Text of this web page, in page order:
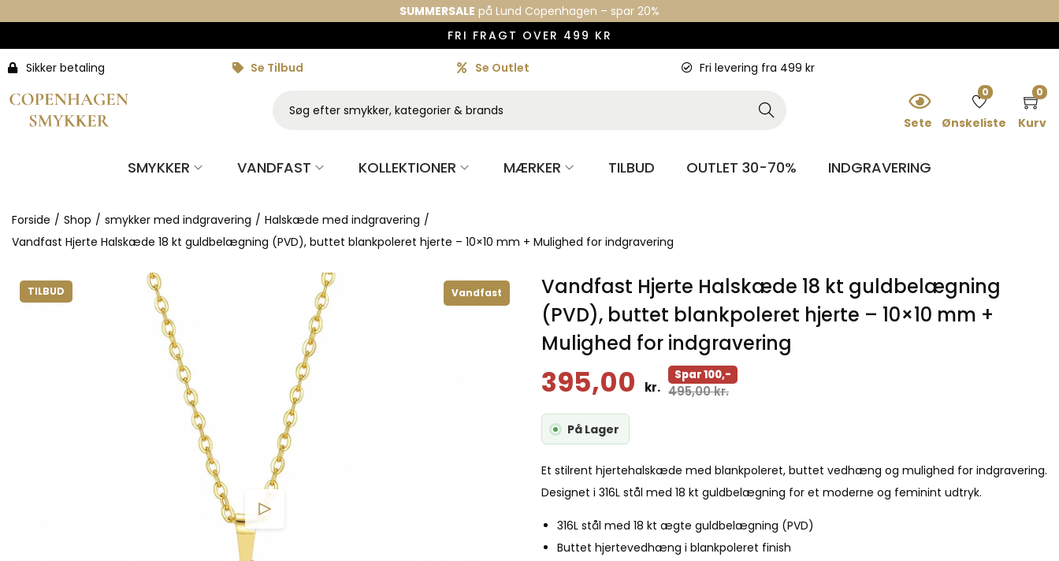
SUMMERSALE på Lund Copenhagen – spar 20%
FRI FRAGT OVER 499 KR
Sikker betaling Se Tilbud Se Outlet Fri levering fra 499 kr
Searc
Sete
0
Ønskeliste
0
Kurv
SMYKKER VANDFAST KOLLEKTIONER MÆRKER TILBUD OUTLET 30-70% INDGRAVERING
Forside / Shop / smykker med indgravering / Halskæde med indgravering /
Vandfast Hjerte Halskæde 18 kt guldbelægning (PVD), buttet blankpoleret hjerte – 10×10 mm + Mulighed for indgravering
Vandfast
TILBUD
Vandfast Hjerte Halskæde 18 kt guldbelægning
(PVD), buttet blankpoleret hjerte – 10×10 mm +
Mulighed for indgravering
495,00kr.
395,00 kr.
Spar 100,-
På Lager
Et stilrent hjertehalskæde med blankpoleret, buttet vedhæng og mulighed for indgravering.
Designet i 316L stål med 18 kt guldbelægning for et moderne og feminint udtryk.
316L stål med 18 kt ægte guldbelægning (PVD)
Buttet hjertevedhæng i blankpoleret finish